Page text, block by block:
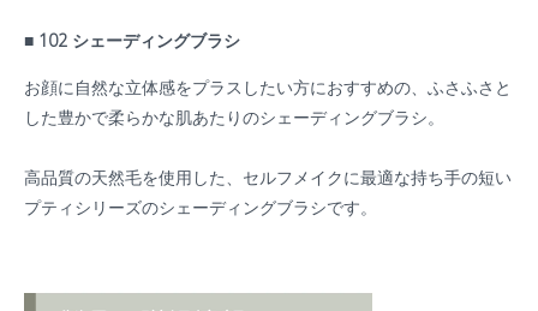
■ 102 シェーディングブラシ
お顔に自然な立体感をプラスしたい方におすすめの、ふさふさと
した豊かで柔らかな肌あたりのシェーディングブラシ。
高品質の天然毛を使用した、セルフメイクに最適な持ち手の短い
プティシリーズのシェーディングブラシです。